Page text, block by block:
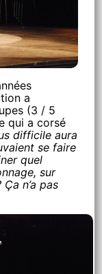
a
(3 / 5
qui a corsé
difficile aura
se faire
quel
sur
n’a pas